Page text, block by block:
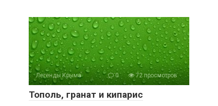
Легенды Крыма 0 72 просмотров
Тополь, гранат и кипарис